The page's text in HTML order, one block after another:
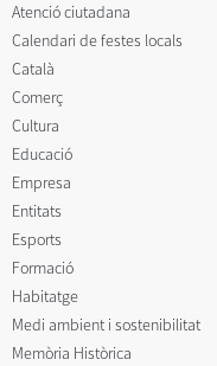
Atenció ciutadana
Calendari de festes locals
Català
Comerç
Cultura
Educació
Empresa
Entitats
Esports
Formació
Habitatge
Medi ambient i sostenibilitat
Memòria Històrica